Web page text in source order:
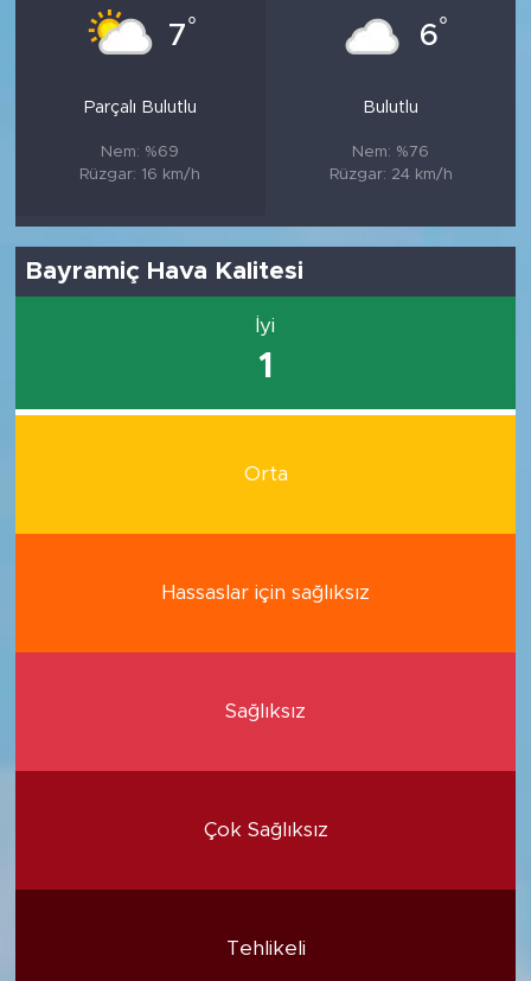
7°
Parçalı Bulutlu
Nem: %69
Rüzgar: 16 km/h
6°
Bulutlu
Nem: %76
Rüzgar: 24 km/h
Bayramiç Hava Kalitesi
İyi
1
Orta
Hassaslar için sağlıksız
Sağlıksız
Çok Sağlıksız
Tehlikeli